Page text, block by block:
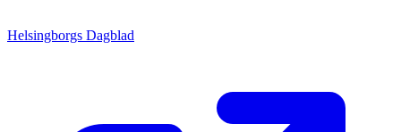
Helsingborgs Dagblad